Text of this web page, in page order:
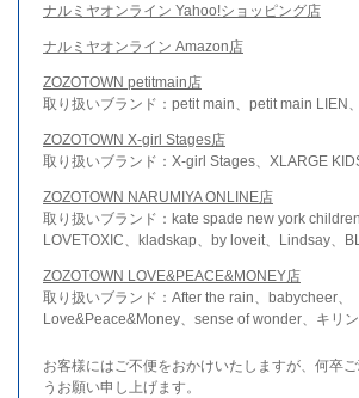
ナルミヤオンライン Yahoo!ショッピング店
ナルミヤオンライン Amazon店
ZOZOTOWN petitmain店
取り扱いブランド：petit main、petit main LIEN
ZOZOTOWN X-girl Stages店
取り扱いブランド：X-girl Stages、XLARGE
ZOZOTOWN NARUMIYA ONLINE店
取り扱いブランド：kate spade new york
LOVETOXIC、kladskap、by loveit、Lindsay、
ZOZOTOWN LOVE&PEACE&MONEY店
取り扱いブランド：After the rain、babycheer、
Love&Peace&Money、sense of wonder、キリ
お客様にはご不便をおかけいたしますが、何卒
うお願い申し上げます。